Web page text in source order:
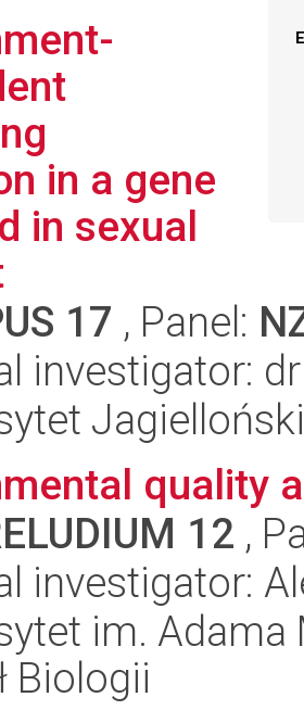
in a gene
in sexual
17 , Panel:
investigator:
quality
12 ,
investigator:
im.
Biologii